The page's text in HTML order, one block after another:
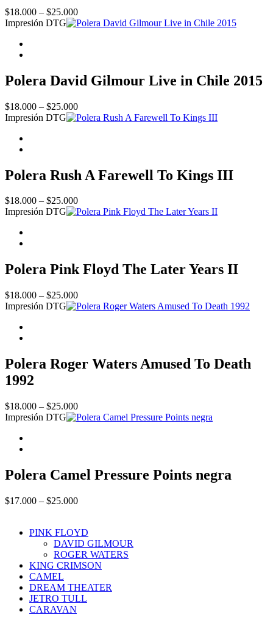
$18.000 – $25.000Price
range:
Impresión DTG
Polera David Gilmour Live in Chile 2015
$18.000 – $25.000Price
range:
Impresión DTG
Polera Rush A Farewell To Kings III
$18.000 – $25.000Price
range:
Impresión DTG
Polera Pink Floyd The Later Years II
$18.000 – $25.000Price
range:
Impresión DTG
Polera Roger Waters Amused To Death
1992
$18.000 – $25.000Price
range:
Impresión DTG
Polera Camel Pressure Points negra
$17.000 – $25.000Price
through
$25.000
PINK FLOYD
DAVID GILMOUR
ROGER WATERS
KING CRIMSON
CAMEL
DREAM THEATER
JETRO TULL
CARAVAN